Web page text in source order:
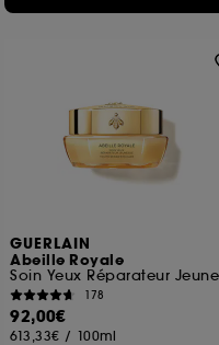
GUERLAIN
Abeille Royale
178
92,00€
613,33€ / 100ml